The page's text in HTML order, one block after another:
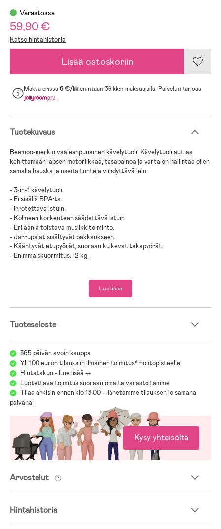
Varastossa
59,90 €
Katso hintahistoria
Lisää ostoskoriin
Maksa erissä6 €/kkenintään 36 kk:n maksuajalla. Palvelun tarjoaa
.
Tuotekuvaus
Beemoo-merkin vaaleanpunainen kävelytuoli. Kävelytuoli auttaa
kehittämään lapsen motoriikkaa, tasapainoa ja vartalon hallintaa ollen
samalla hauska ja useita tunteja viihdyttävä lelu.
- 3-in-1 kävelytuoli.
- Ei sisällä BPA:ta.
- Irrotettava istuin.
- Kolmeen korkeuteen säädettävä istuin.
- Eri ääniä toistava musiikkitoiminto.
- Jarrupalat sisältyvät pakkaukseen.
- Kääntyvät etupyörät, suoraan kulkevat takapyörät.
- Enimmäiskuormitus: 12 kg.
- Paristot eivät sisälly tuotteeseen.
Lue lisää
Tuoteseloste
365 päivän avoin kauppa
Yli 100 euron tilauksiin ilmainen toimitus* noutopisteelle
Hintatakuu - Lue lisää ->
Luotettava toimitus suoraan omalta varastoltamme
Tilaa arkisin ennen klo 13.00 – lähetämme tilauksen jo samana
päivänä!
Kysy yhteisöltä
Arvostelut
Hintahistoria